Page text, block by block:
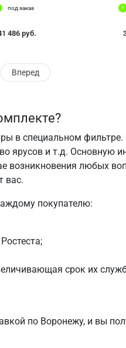
под заказ
486 руб.
Вперед
в специальном фильтре.
ярусов и т.д. Основную
возникновения любых
вас.
покупателю:
срок их
по Воронежу, и вы